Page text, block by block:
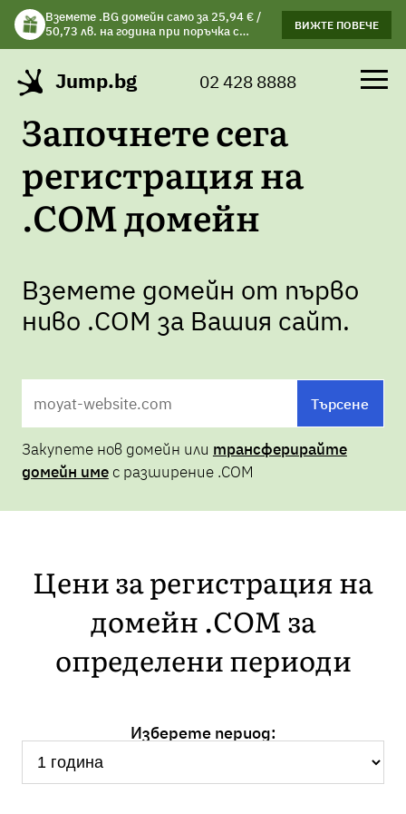
Вземете .BG домейн само за 25,94 € /
50,73 лв. на година при поръчка с
хостинг.
ВИЖТЕ ПОВЕЧЕ
Вземете подарък чаша с избрани
хостинг планове!
ВИЖΤΕ ПОВЕЧЕ
Jump.bg 02 428 8888
Започнете сега
регистрация на
.COM домейн
Вземете домейн от първо
ниво .COM за Вашия сайт.
moyat-website.com Търсене
Закупете нов домейн или трансферирайте
домейн имес разширение .COM
Цени за регистрация на
домейн .COM за
определени периоди
Изберете период: